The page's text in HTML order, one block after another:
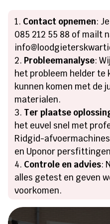
Contact opnemen:
085 212 55 88 of mailt
Probleemanalyse:
het probleem helder
kunnen komen met de
materialen.
Ter plaatse
het euvel snel met
Ridgid-
en Uponor
Controle en advies:
alles getest en geven
voorkomen.